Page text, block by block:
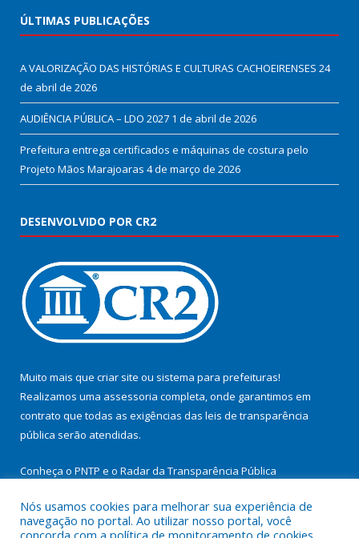
ÚLTIMAS PUBLICAÇÕES
A VALORIZAÇÃO DAS HISTÓRIAS E CULTURAS CACHOEIRENSES 24
de abril de 2026
AUDIÊNCIA PÚBLICA – LDO 2027 1 de abril de 2026
Prefeitura entrega certificados e máquinas de costura pelo
Projeto Mãos Marajoaras 4 de março de 2026
DESENVOLVIDO POR CR2
Muito mais que criar site ou sistema para prefeituras!
Realizamos uma assessoria completa, onde garantimos em
contrato que todas as exigências das leis de transparência
pública serão atendidas.
Conheça o PNTP e o Radar da Transparência Pública
Nós usamos cookies para melhorar sua experiência de
navegação no portal. Ao utilizar nosso portal, você
concorda com a política de monitoramento de cookies.